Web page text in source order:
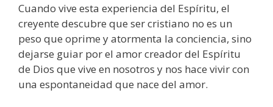
Cuando vive esta experiencia del Espíritu, el
creyente descubre que ser cristiano no es un
peso que oprime y atormenta la conciencia, sino
dejarse guiar por el amor creador del Espíritu
de Dios que vive en nosotros y nos hace vivir con
una espontaneidad que nace del amor.